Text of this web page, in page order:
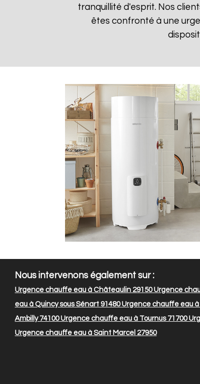
tranquillité d'esprit. Nos
êtes confronté à une
Nous intervenons également sur :
Urgence chauffe eau à Châteaulin 29150Urgence
eau à Quincy sous Sénart 91480Urgence chauffe eau à
Ambilly 74100Urgence chauffe eau à Tournus 71700
Urgence chauffe eau à Saint Marcel 27950